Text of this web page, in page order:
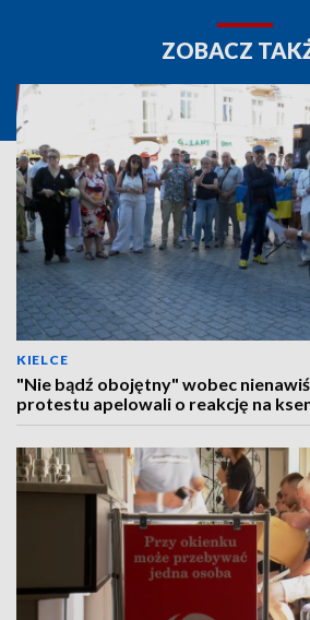
ZOBACZ
KIELCE
"Nie bądź obojętny" wobec
protestu apelowali o reakcję na